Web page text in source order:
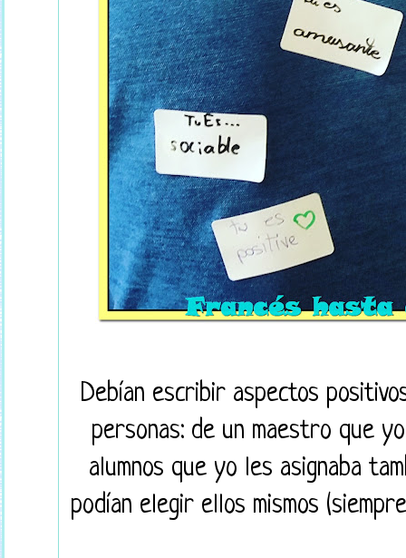
Debían escribir aspectos
personas: de un maestro que
alumnos que yo les asignaba
podían elegir ellos mismos